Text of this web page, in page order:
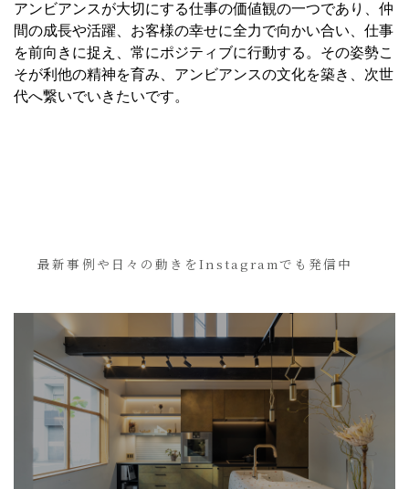
アンビアンスが大切にする仕事の価値観の一つであり、仲
間の成長や活躍、お客様の幸せに全力で向かい合い、仕事
を前向きに捉え、常にポジティブに行動する。その姿勢こ
そが利他の精神を育み、アンビアンスの文化を築き、次世
代へ繋いでいきたいです。
最新事例や日々の動きをInstagramでも発信中